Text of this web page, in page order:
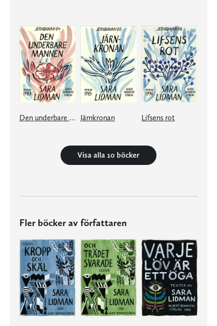
Den underbare mannen Järnkronan Lifsens rot
Visa alla 10 böcker
Fler böcker av författaren